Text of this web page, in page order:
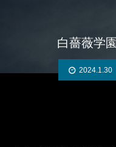
白薔薇学
2024.1.30